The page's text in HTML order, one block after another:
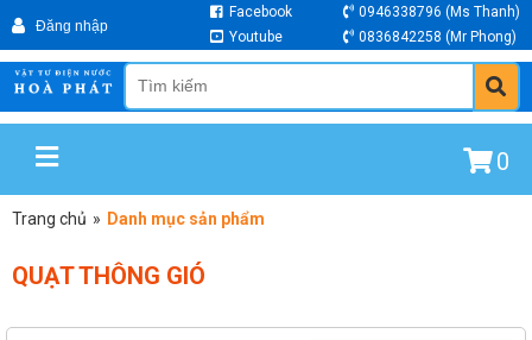
Facebook
Youtube
0946338796 (Ms Thanh)
0836842258 (Mr Phong)
0
Trang chủ » Danh mục sản phẩm
QUẠT THÔNG GIÓ